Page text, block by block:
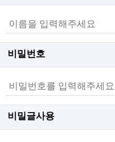
비밀번호
비밀글사용